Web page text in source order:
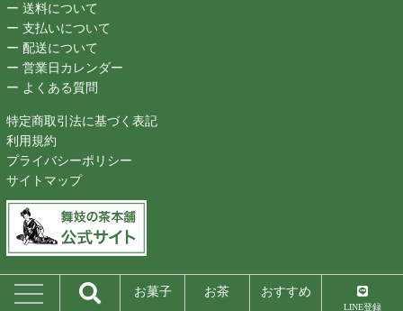
ー 送料について
ー 支払いについて
ー 配送について
ー 営業日カレンダー
ー よくある質問
特定商取引法に基づく表記
利用規約
プライバシーポリシー
サイトマップ
Copyright (C) MAIKONOCHA-CHA-HONPO All Right reserved.
お菓子
お茶 おすすめ
LINE登録